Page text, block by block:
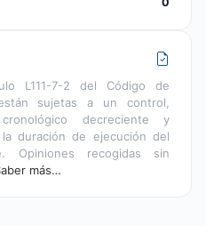
L111-7-2 del Código de
sujetas a un control,
decreciente y
duración de ejecución del
Opiniones recogidas sin
más…